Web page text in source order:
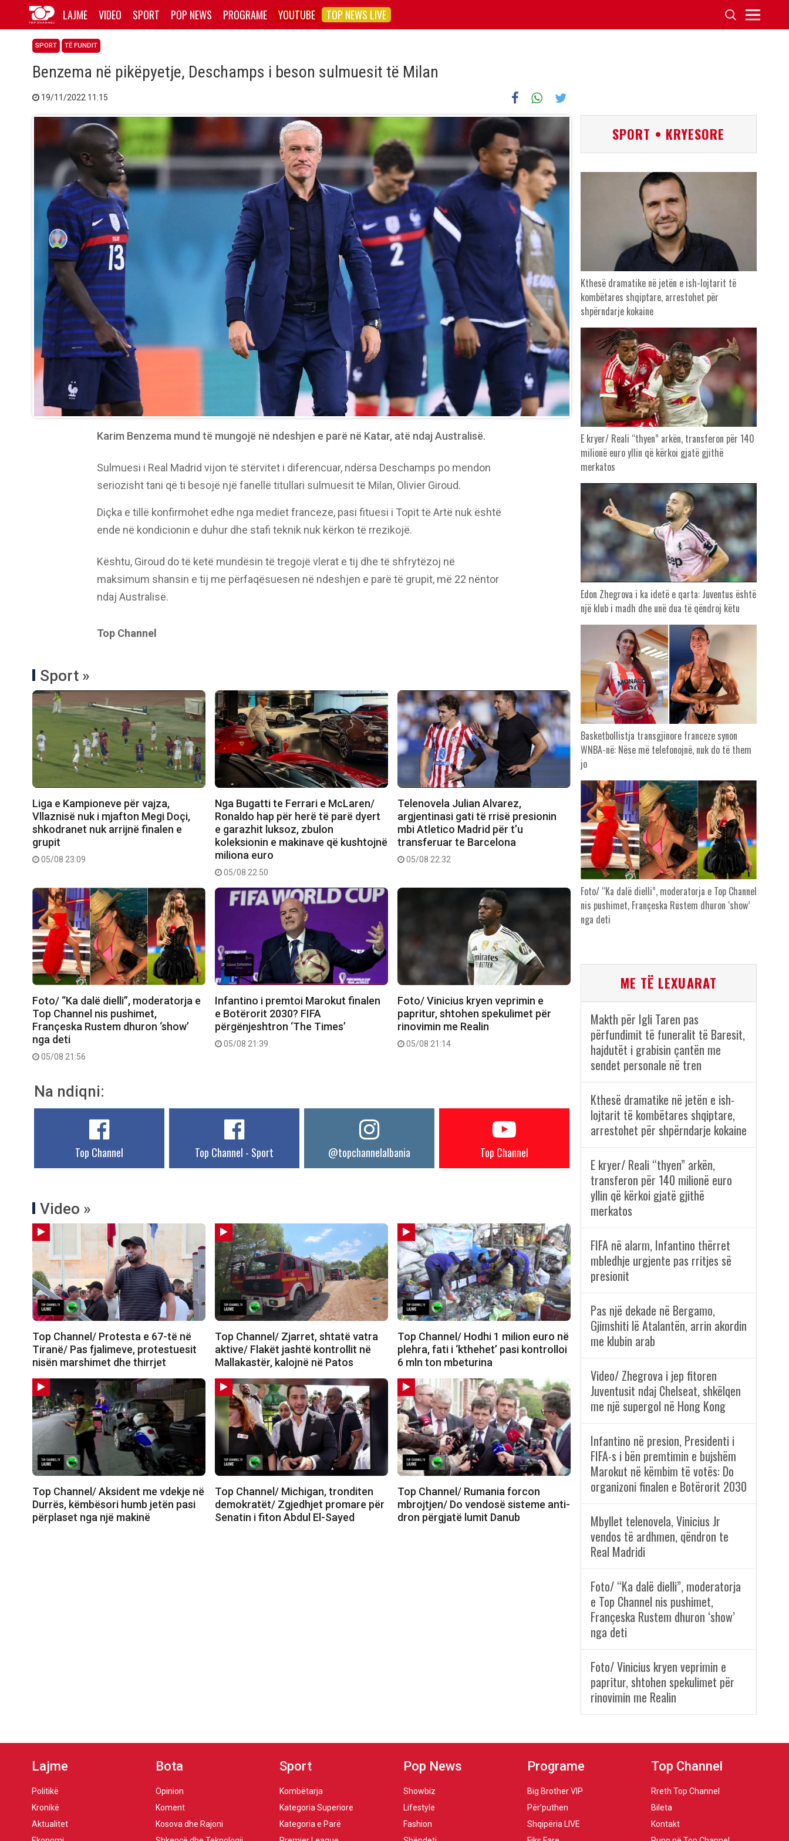
LAJME VIDEO SPORT POP NEWS PROGRAME YOUTUBE TOP NEWS LIVE
SPORT TË FUNDIT
Benzema në pikëpyetje, Deschamps i beson sulmuesit të Milan
19/11/2022 11:15
Karim Benzema mund të mungojë në ndeshjen e parë në Katar, atë ndaj Australisë.
Sulmuesi i Real Madrid vijon të stërvitet i diferencuar, ndërsa Deschamps po mendon
seriozisht tani që ti besojë një fanellë titullari sulmuesit të Milan, Olivier Giroud.
Diçka e tillë konfirmohet edhe nga mediet franceze, pasi fituesi i Topit të Artë nuk është
ende në kondicionin e duhur dhe stafi teknik nuk kërkon të rrezikojë.
Kështu, Giroud do të ketë mundësin të tregojë vlerat e tij dhe të shfrytëzoj në
maksimum shansin e tij me përfaqësuesen në ndeshjen e parë të grupit, më 22 nëntor
ndaj Australisë.
Top Channel
Sport »
Liga e Kampioneve për vajza,
Vllaznisë nuk i mjafton Megi Doçi,
shkodranet nuk arrijnë finalen e
grupit
05/08 23:09
Nga Bugatti te Ferrari e McLaren/
Ronaldo hap për herë të parë dyert
e garazhit luksoz, zbulon
koleksionin e makinave që kushtojnë
miliona euro
05/08 22:50
Telenovela Julian Alvarez,
argjentinasi gati të rrisë presionin
mbi Atletico Madrid për t’u
transferuar te Barcelona
05/08 22:32
Foto/ “Ka dalë dielli”, moderatorja e
Top Channel nis pushimet,
Françeska Rustem dhuron ‘show’
nga deti
05/08 21:56
Infantino i premtoi Marokut finalen
e Botërorit 2030? FIFA
përgënjeshtron ‘The Times’
05/08 21:39
Foto/ Vinicius kryen veprimin e
papritur, shtohen spekulimet për
rinovimin me Realin
05/08 21:14
Na ndiqni:
Top Channel Top Channel - Sport @topchannelalbania Top Channel
Video »
Top Channel/ Protesta e 67-të në
Tiranë/ Pas fjalimeve, protestuesit
nisën marshimet dhe thirrjet
Top Channel/ Zjarret, shtatë vatra
aktive/ Flakët jashtë kontrollit në
Mallakastër, kalojnë në Patos
Top Channel/ Hodhi 1 milion euro në
plehra, fati i ‘kthehet’ pasi kontrolloi
6 mln ton mbeturina
Top Channel/ Aksident me vdekje në
Durrës, këmbësori humb jetën pasi
përplaset nga një makinë
Top Channel/ Michigan, tronditen
demokratët/ Zgjedhjet promare për
Senatin i fiton Abdul El-Sayed
Top Channel/ Rumania forcon
mbrojtjen/ Do vendosë sisteme anti-
dron përgjatë lumit Danub
SPORT • KRYESORE
Kthesë dramatike në jetën e ish-lojtarit të
kombëtares shqiptare, arrestohet për
shpërndarje kokaine
E kryer/ Reali “thyen” arkën, transferon për 140
milionë euro yllin që kërkoi gjatë gjithë
merkatos
Edon Zhegrova i ka idetë e qarta: Juventus është
një klub i madh dhe unë dua të qëndroj këtu
Basketbollistja transgjinore franceze synon
WNBA-në: Nëse më telefonojnë, nuk do të them
jo
Foto/ “Ka dalë dielli”, moderatorja e Top Channel
nis pushimet, Françeska Rustem dhuron ‘show’
nga deti
ME TË LEXUARAT
Makth për Igli Taren pas
përfundimit të funeralit të Baresit,
hajdutët i grabisin çantën me
sendet personale në tren
Kthesë dramatike në jetën e ish-
lojtarit të kombëtares shqiptare,
arrestohet për shpërndarje kokaine
E kryer/ Reali “thyen” arkën,
transferon për 140 milionë euro
yllin që kërkoi gjatë gjithë
merkatos
FIFA në alarm, Infantino thërret
mbledhje urgjente pas rritjes së
presionit
Pas një dekade në Bergamo,
Gjimshiti lë Atalantën, arrin akordin
me klubin arab
Video/ Zhegrova i jep fitoren
Juventusit ndaj Chelseat, shkëlqen
me një supergol në Hong Kong
Infantino në presion, Presidenti i
FIFA-s i bën premtimin e bujshëm
Marokut në këmbim të votës: Do
organizoni finalen e Botërorit 2030
Mbyllet telenovela, Vinicius Jr
vendos të ardhmen, qëndron te
Real Madridi
Foto/ “Ka dalë dielli”, moderatorja
e Top Channel nis pushimet,
Françeska Rustem dhuron ‘show’
nga deti
Foto/ Vinicius kryen veprimin e
papritur, shtohen spekulimet për
rinovimin me Realin
Lajme
Politikë
Kronikë
Aktualitet
Bota
Opinion
Koment
Kosova dhe Rajoni
Sport
Kombëtarja
Kategoria Superiore
Kategoria e Parë
Pop News
Showbiz
Lifestyle
Fashion
Programe
Big Brother VIP
Për’puthen
Shqipëria LIVE
Top Channel
Rreth Top Channel
Bileta
Kontakt